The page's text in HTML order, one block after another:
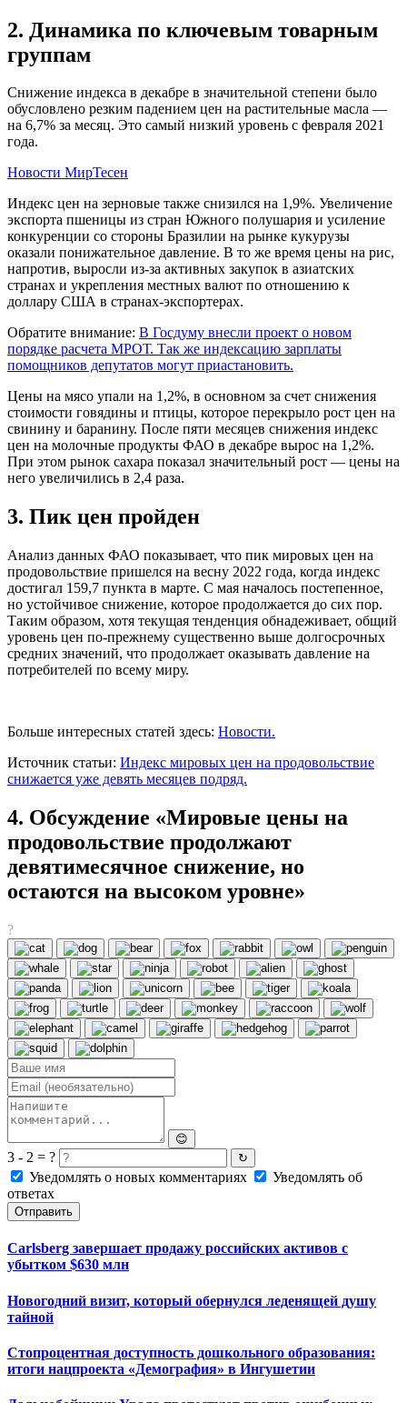
2. Динамика по ключевым товарным
группам
Снижение индекса в декабре в значительной степени было
обусловлено резким падением цен на растительные масла —
на 6,7% за месяц. Это самый низкий уровень с февраля 2021
года.
Новости МирТесен
Индекс цен на зерновые также снизился на 1,9%. Увеличение
экспорта пшеницы из стран Южного полушария и усиление
конкуренции со стороны Бразилии на рынке кукурузы
оказали понижательное давление. В то же время цены на рис,
напротив, выросли из-за активных закупок в азиатских
странах и укрепления местных валют по отношению к
доллару США в странах-экспортерах.
Обратите внимание: В Госдуму внесли проект о новом
порядке расчета МРОТ. Так же индексацию зарплаты
помощников депутатов могут приастановить.
Цены на мясо упали на 1,2%, в основном за счет снижения
стоимости говядины и птицы, которое перекрыло рост цен на
свинину и баранину. После пяти месяцев снижения индекс
цен на молочные продукты ФАО в декабре вырос на 1,2%.
При этом рынок сахара показал значительный рост — цены на
него увеличились в 2,4 раза.
3. Пик цен пройден
Анализ данных ФАО показывает, что пик мировых цен на
продовольствие пришелся на весну 2022 года, когда индекс
достигал 159,7 пункта в марте. С мая началось постепенное,
но устойчивое снижение, которое продолжается до сих пор.
Таким образом, хотя текущая тенденция обнадеживает, общий
уровень цен по-прежнему существенно выше долгосрочных
средних значений, что продолжает оказывать давление на
потребителей по всему миру.
Больше интересных статей здесь: Новости.
Источник статьи: Индекс мировых цен на продовольствие
снижается уже девять месяцев подряд.
4. Обсуждение «Мировые цены на
продовольствие продолжают
девятимесячное снижение, но
остаются на высоком уровне»
?
😊
3 - 2 = ? ↻
Уведомлять о новых комментариях
Уведомлять об
ответах
Отправить
Carlsberg завершает продажу российских активов с
убытком $630 млн
Новогодний визит, который обернулся леденящей душу
тайной
Стопроцентная доступность дошкольного образования:
итоги нацпроекта «Демография» в Ингушетии